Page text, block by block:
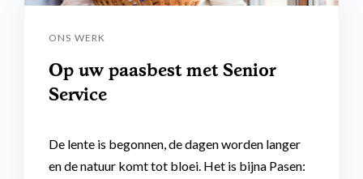
ONS WERK
Op uw paasbest met Senior
Service
De lente is begonnen, de dagen worden langer
en de natuur komt tot bloei. Het is bijna Pasen: